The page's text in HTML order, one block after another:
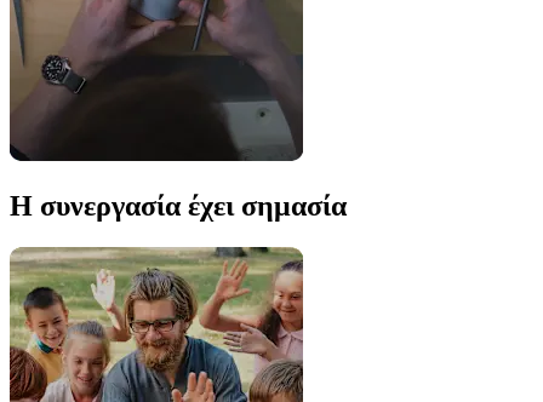
Η συνεργασία έχει σημασία